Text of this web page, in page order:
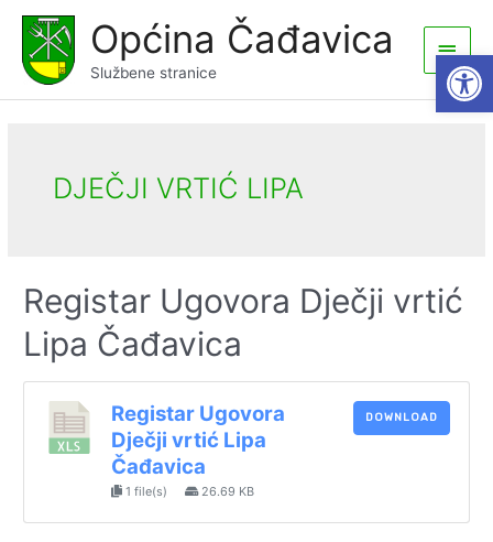
content
Općina Čađavica
Službene stranice
Main
Menu
DJEČJI VRTIĆ LIPA
Registar Ugovora Dječji vrtić
Lipa Čađavica
Registar Ugovora
Dječji vrtić Lipa
Čađavica
1 file(s) 26.69 KB
DOWNLOAD